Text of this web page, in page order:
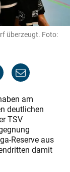
überzeugt. Foto:
am
deutlichen
TSV
Reserve aus
damit